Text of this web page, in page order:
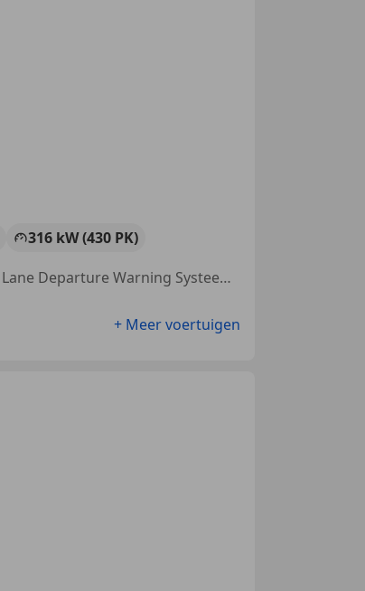
316 kW (430 PK)
Apple CarPlay, Navigatiesysteem, Keyless Entry, Multifunctioneel stuurwiel, Lane Departure Warning Systeem, Nieuwe APK, Dodehoekdetectie, Bi-Xenon koplampen
+ Meer voertuigen